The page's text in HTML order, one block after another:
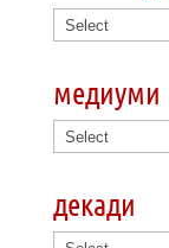
медиуми
декади